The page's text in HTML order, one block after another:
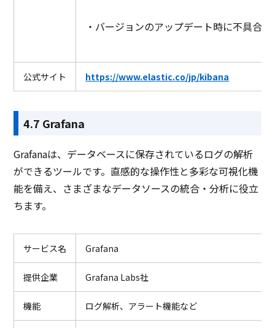
・バージョンのアップデート時に不具合
公式サイト https://www.elastic.co/jp/kibana
4.7 Grafana
Grafanaは、データベースに保存されているログの解析
ができるツールです。直感的な操作性と多彩な可視化機
能を備え、さまざまなデータソースの統合・分析に役立
ちます。
サービス名 Grafana
提供企業 Grafana Labs社
機能 ログ解析、アラート機能など